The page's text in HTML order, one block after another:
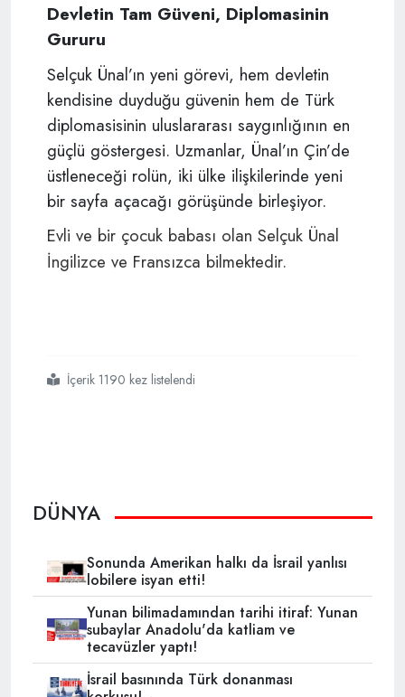
Devletin Tam Güveni, Diplomasinin
Gururu
Selçuk Ünal’ın yeni görevi, hem devletin
kendisine duyduğu güvenin hem de Türk
diplomasisinin uluslararası saygınlığının en
güçlü göstergesi. Uzmanlar, Ünal’ın Çin’de
üstleneceği rolün, iki ülke ilişkilerinde yeni
bir sayfa açacağı görüşünde birleşiyor.
Evli ve bir çocuk babası olan Selçuk Ünal
İngilizce ve Fransızca bilmektedir.
#selçuk ünal
#hollanda
#lahey
#çin
#pekin
#büyükleçi
İçerik 1190 kez listelendi
DÜNYA
Sonunda Amerikan halkı da İsrail yanlısı
lobilere isyan etti!
Yunan bilimadamından tarihi itiraf: Yunan
subaylar Anadolu'da katliam ve
tecavüzler yaptı!
İsrail basınında Türk donanması